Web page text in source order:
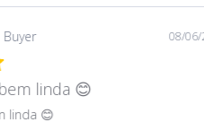
08/06/
lindos 😊
😊